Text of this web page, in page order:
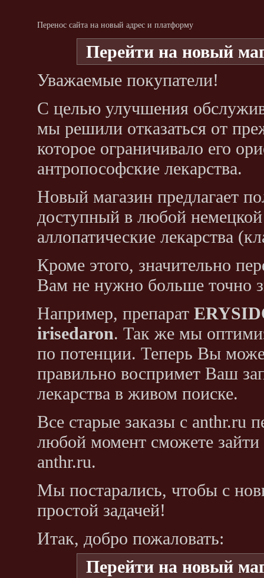
Перенос сайта на новый адрес и платформу
Перейти на новый
Уважаемые покупатели!
С целью улучшения
мы решили отказаться от
которое ограничивало его
антропософские лекарства.
Новый магазин предлагает
доступный в любой
аллопатические лекарства
Кроме этого, значительно
Вам не нужно больше точно
Например, препарат
irisedaron. Так же мы
по потенции. Теперь Вы
правильно воспримет Ваш
лекарства в живом поиске.
Все старые заказы с anthr.ru
любой момент сможете зайти
anthr.ru.
Мы постарались, чтобы с
простой задачей!
Итак, добро пожаловать:
Перейти на новый